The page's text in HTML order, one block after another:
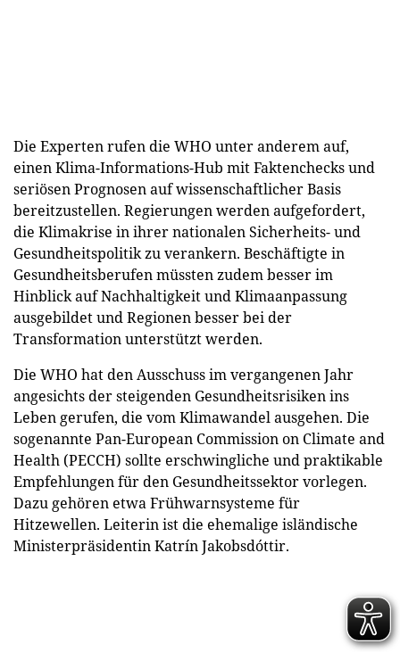
Die Experten rufen die WHO unter anderem auf,
einen Klima-Informations-Hub mit Faktenchecks und
seriösen Prognosen auf wissenschaftlicher Basis
bereitzustellen. Regierungen werden aufgefordert,
die Klimakrise in ihrer nationalen Sicherheits- und
Gesundheitspolitik zu verankern. Beschäftigte in
Gesundheitsberufen müssten zudem besser im
Hinblick auf Nachhaltigkeit und Klimaanpassung
ausgebildet und Regionen besser bei der
Transformation unterstützt werden.
Die WHO hat den Ausschuss im vergangenen Jahr
angesichts der steigenden Gesundheitsrisiken ins
Leben gerufen, die vom Klimawandel ausgehen. Die
sogenannte Pan-European Commission on Climate and
Health (PECCH) sollte erschwingliche und praktikable
Empfehlungen für den Gesundheitssektor vorlegen.
Dazu gehören etwa Frühwarnsysteme für
Hitzewellen. Leiterin ist die ehemalige isländische
Ministerpräsidentin Katrín Jakobsdóttir.